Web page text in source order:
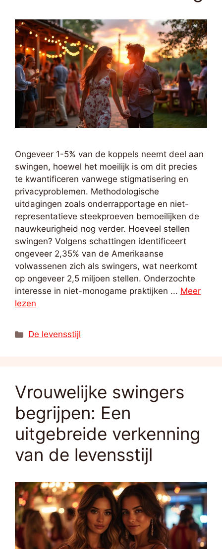
Ongeveer 1-5% van de koppels neemt deel aan
swingen, hoewel het moeilijk is om dit precies
te kwantificeren vanwege stigmatisering en
privacyproblemen. Methodologische
uitdagingen zoals onderrapportage en niet-
representatieve steekproeven bemoeilijken de
nauwkeurigheid nog verder. Hoeveel stellen
swingen? Volgens schattingen identificeert
ongeveer 2,35% van de Amerikaanse
volwassenen zich als swingers, wat neerkomt
op ongeveer 2,5 miljoen stellen. Onderzochte
interesse in niet-monogame praktijken ... Meer
lezen
Categorieën
De levensstijl
Vrouwelijke swingers
begrijpen: Een
uitgebreide verkenning
van de levensstijl